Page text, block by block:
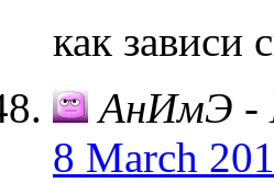
как зависи
АнИмЭ
8 March